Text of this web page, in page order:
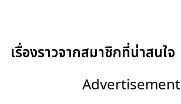
เรื่องราวจากสมาชิกที่น่าสนใจ
Advertisement